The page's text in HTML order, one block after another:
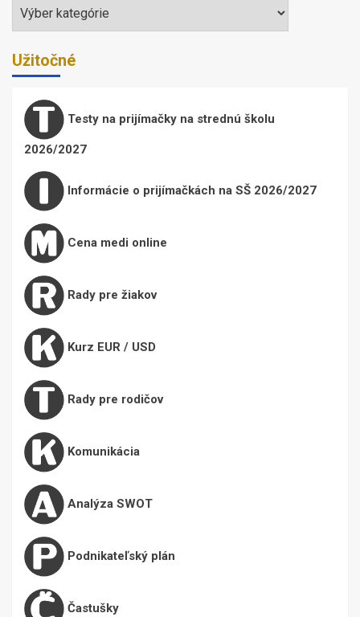
Témy
Užitočné
Testy na prijímačky na strednú školu
2026/2027
Informácie o prijímačkách na SŠ 2026/2027
Cena medi online
Rady pre žiakov
Kurz EUR / USD
Rady pre rodičov
Komunikácia
Analýza SWOT
Podnikateľský plán
Častušky